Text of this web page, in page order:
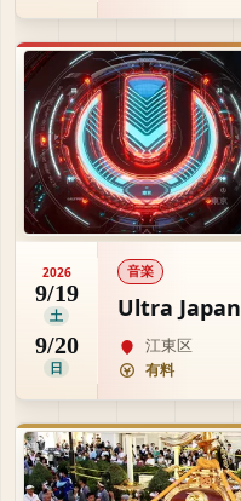
2026
9/19
土
9/20
日
音楽
Ultra Japan
江東区
有料